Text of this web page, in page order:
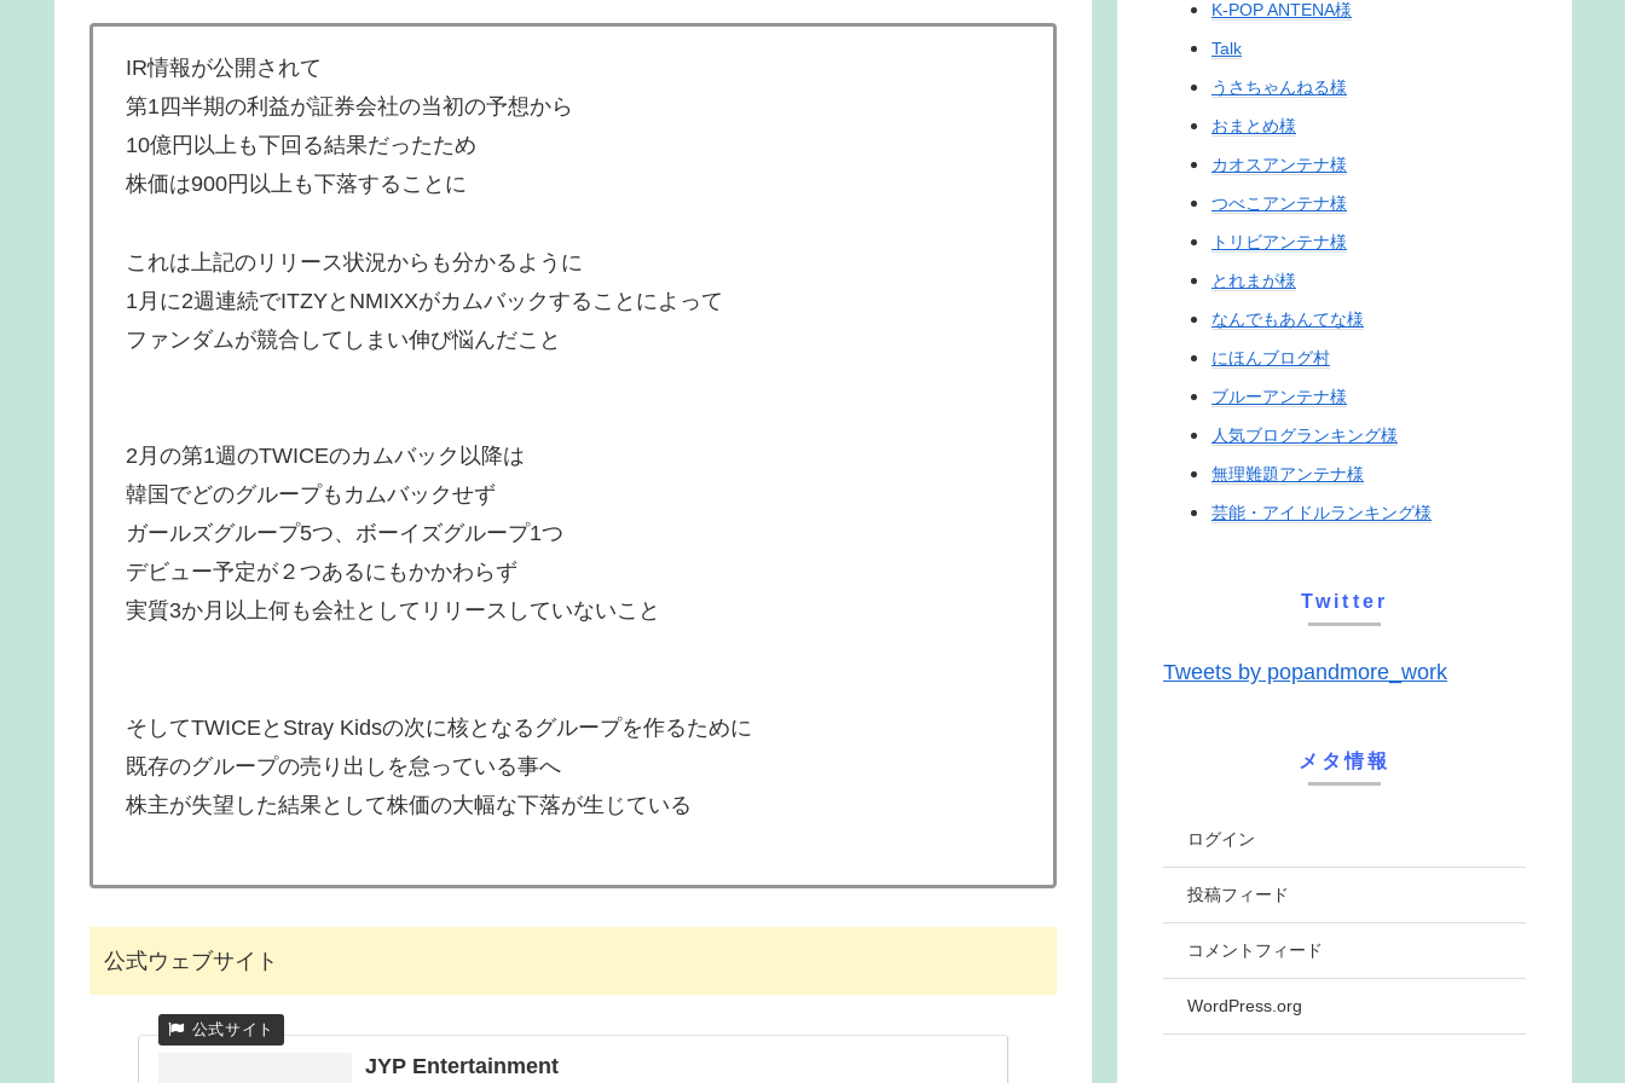
IR情報が公開されて
第1四半期の利益が証券会社の当初の予想から
10億円以上も下回る結果だったため
株価は900円以上も下落することに
これは上記のリリース状況からも分かるように
1月に2週連続でITZYとNMIXXがカムバックすることによって
ファンダムが競合してしまい伸び悩んだこと
2月の第1週のTWICEのカムバック以降は
韓国でどのグループもカムバックせず
ガールズグループ5つ、ボーイズグループ1つ
デビュー予定が２つあるにもかかわらず
実質3か月以上何も会社としてリリースしていないこと
そしてTWICEとStray Kidsの次に核となるグループを作るために
既存のグループの売り出しを怠っている事へ
株主が失望した結果として株価の大幅な下落が生じている
公式ウェブサイト
JYP Entertainment
K-POP ANTENA様
Talk
うさちゃんねる様
おまとめ様
カオスアンテナ様
つべこアンテナ様
トリビアンテナ様
とれまが様
なんでもあんてな様
にほんブログ村
ブルーアンテナ様
人気ブログランキング様
無理難題アンテナ様
芸能・アイドルランキング様
Twitter
Tweets by popandmore_work
メタ情報
ログイン
投稿フィード
コメントフィード
WordPress.org